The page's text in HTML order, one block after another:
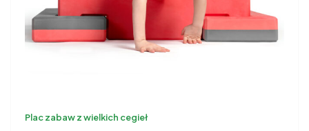
Plac zabaw z wielkich cegieł